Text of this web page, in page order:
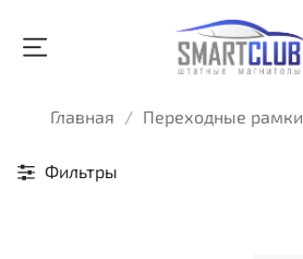
Главная Переходные рамки
Фильтры